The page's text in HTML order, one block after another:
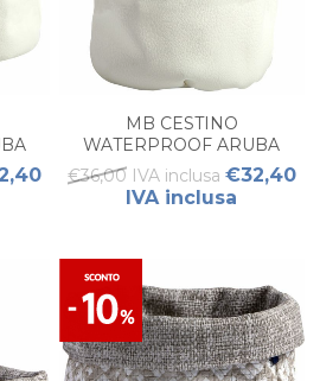
MB CESTINO
WATERPROOF ARUBA
BLUE S
€36,00 IVA inclusa €32,40
IVA inclusa